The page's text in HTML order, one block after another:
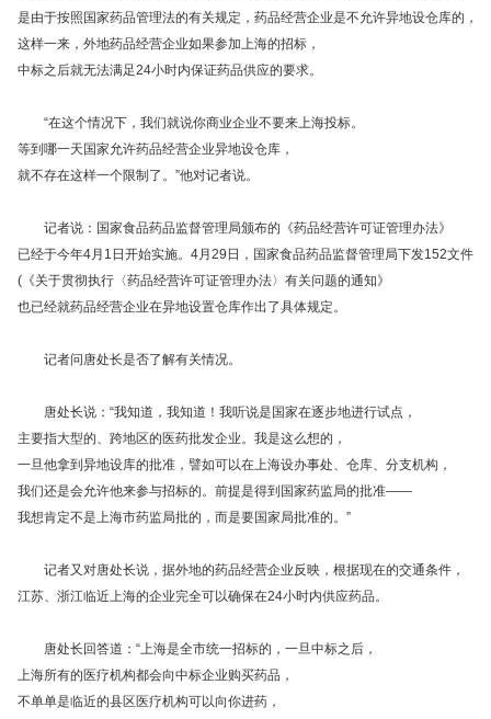
是由于按照国家药品管理法的有关规定，药品经营企业是不允许异地设仓库的，
这样一来，外地药品经营企业如果参加上海的招标，
中标之后就无法满足24小时内保证药品供应的要求。
“在这个情况下，我们就说你商业企业不要来上海投标。
等到哪一天国家允许药品经营企业异地设仓库，
就不存在这样一个限制了。”他对记者说。
记者说：国家食品药品监督管理局颁布的《药品经营许可证管理办法》
已经于今年4月1日开始实施。4月29日，国家食品药品监督管理局下发152文件
(《关于贯彻执行〈药品经营许可证管理办法〉有关问题的通知》
也已经就药品经营企业在异地设置仓库作出了具体规定。
记者问唐处长是否了解有关情况。
唐处长说：“我知道，我知道！我听说是国家在逐步地进行试点，
主要指大型的、跨地区的医药批发企业。我是这么想的，
一旦他拿到异地设库的批准，譬如可以在上海设办事处、仓库、分支机构，
我们还是会允许他来参与招标的。前提是得到国家药监局的批准——
我想肯定不是上海市药监局批的，而是要国家局批准的。”
记者又对唐处长说，据外地的药品经营企业反映，根据现在的交通条件，
江苏、浙江临近上海的企业完全可以确保在24小时内供应药品。
唐处长回答道：“上海是全市统一招标的，一旦中标之后，
上海所有的医疗机构都会向中标企业购买药品，
不单单是临近的县区医疗机构可以向你进药，